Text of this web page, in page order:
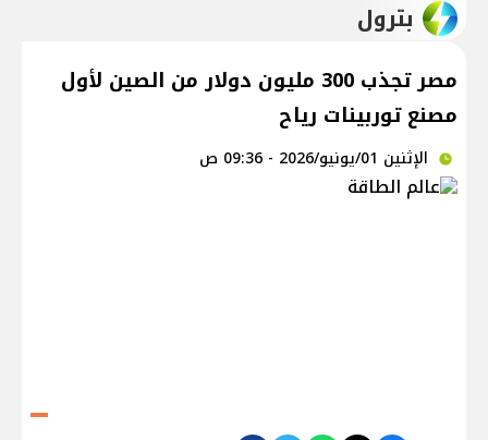
بترول
مصر تجذب 300 مليون دولار من الصين لأول
مصنع توربينات رياح
الإثنين 01/يونيو/2026 - 09:36 ص